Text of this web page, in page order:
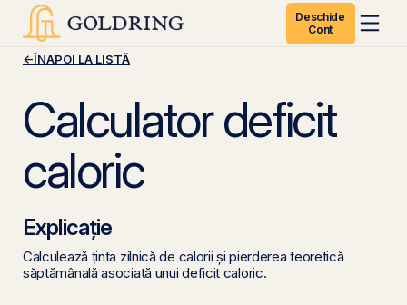
Deschide
Cont
←ÎNAPOI LA LISTĂ
Calculator deficit
caloric
Explicație
Calculează ținta zilnică de calorii și pierderea teoretică
săptămânală asociată unui deficit caloric.